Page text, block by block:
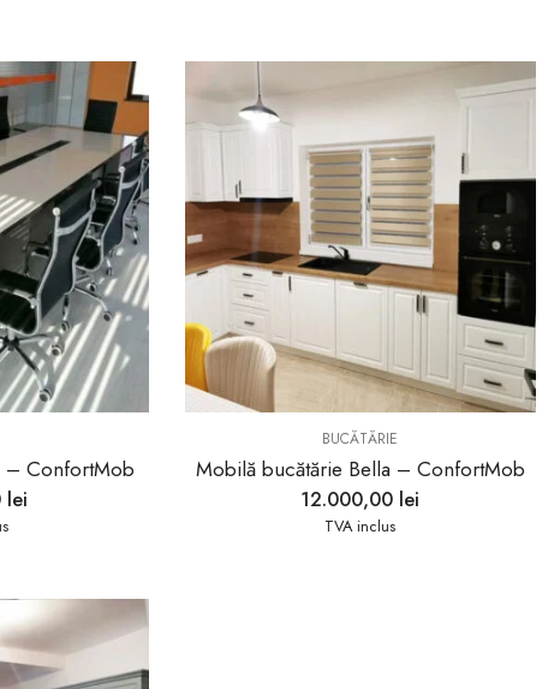
– ConfortMob
lei
BUCĂTĂRIE
Mobilă bucătărie Bella – ConfortMob
12.000,00 lei
TVA inclus